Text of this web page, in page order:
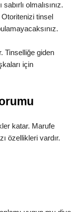
olmalısınız.
tinsel
Tinselliğe giden
için
katar. Marufe
özellikleri vardır.